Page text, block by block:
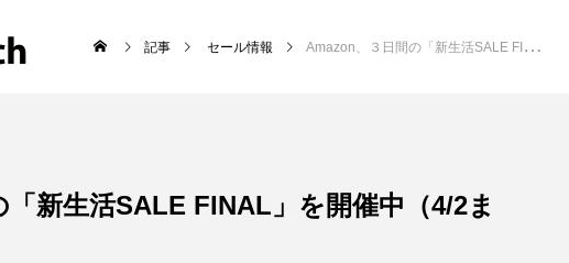
記事 セール情報 Amazon、３日間の「新生活SALE FINAL」を開催中（4/2まで）
新生活SALE FINAL」を開催中（4/2ま